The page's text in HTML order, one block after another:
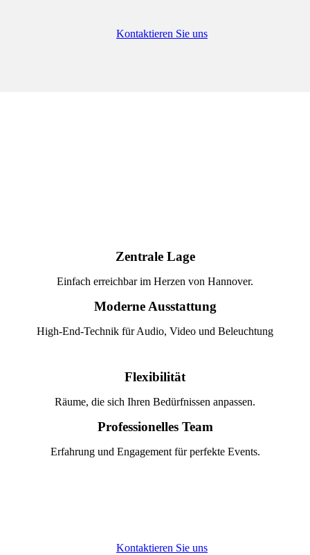
Kontaktieren Sie uns
Zentrale Lage
Einfach erreichbar im Herzen von Hannover.
Moderne Ausstattung
High-End-Technik für Audio, Video und Beleuchtung
Flexibilität
Räume, die sich Ihren Bedürfnissen anpassen.
Professionelles Team
Erfahrung und Engagement für perfekte Events.
Kontaktieren Sie uns